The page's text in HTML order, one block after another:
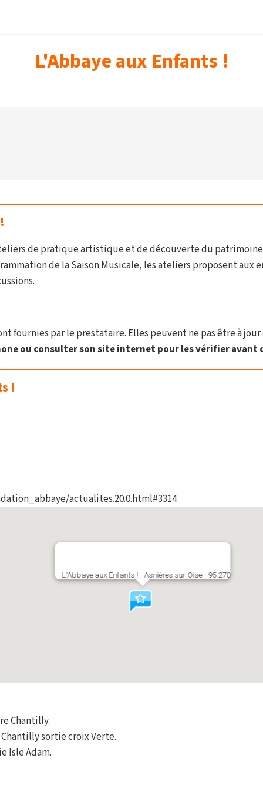
L'Abbaye aux Enfants !
de pratique artistique et de découverte du patrimoine
de la Saison Musicale, les ateliers proposent aux
fournies par le prestataire. Elles peuvent ne pas être à
ou consulter son site internet pour les vérifier avant
!
actualites.20.0.html#3314
L'Abbaye aux Enfants ! - Asnières sur Oise - 95 270
Chantilly.
sortie croix Verte.
Isle Adam.